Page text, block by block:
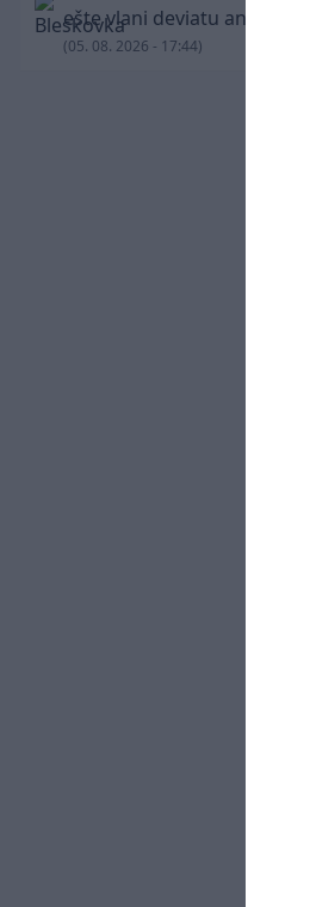
ešte vlani deviatu anglickú
(05. 08. 2026 - 17:44)